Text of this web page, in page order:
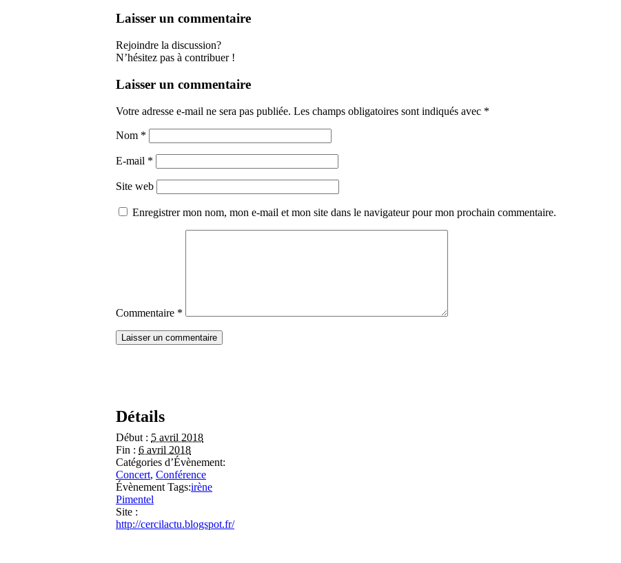
Laisser un commentaire
Rejoindre la discussion?
N’hésitez pas à contribuer !
Laisser un commentaire
Votre adresse e-mail ne sera pas publiée. Les champs obligatoires sont indiqués avec *
Nom *
E-mail *
Site web
Enregistrer mon nom, mon e-mail et mon site dans le navigateur pour mon prochain commentaire.
Commentaire *
Détails
Début : 5 avril 2018
Fin : 6 avril 2018
Catégories d’Évènement:
Concert, Conférence
Évènement Tags:irène
Pimentel
Site :
http://cercilactu.blogspot.fr/